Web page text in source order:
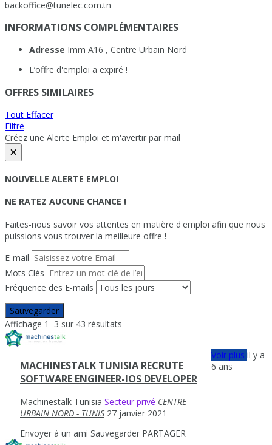
backoffice@tunelec.com.tn
INFORMATIONS COMPLÉMENTAIRES
Adresse Imm A16 , Centre Urbain Nord
L’offre d'emploi a expiré !
OFFRES SIMILAIRES
Tout Effacer
Filtre
Créez une Alerte Emploi et m'avertir par mail
×
NOUVELLE ALERTE EMPLOI
NE RATEZ AUCUNE CHANCE !
Faites-nous savoir vos attentes en matière d'emploi afin que nous
puissions vous trouver la meilleure offre !
E-mail
Mots Clés
Fréquence des E-mails
Sauvegarder
Affichage 1–3 sur 43 résultats
MACHINESTALK TUNISIA RECRUTE
SOFTWARE ENGINEER-IOS DEVELOPER
Machinestalk Tunisia Secteur privé CENTRE
URBAIN NORD - TUNIS 27 janvier 2021
Envoyer à un ami Sauvegarder PARTAGER
Voir plusil y a
6 ans